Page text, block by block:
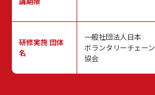
研修実施 団体
名
一般社団法人日本
ボランタリーチェーン
協会